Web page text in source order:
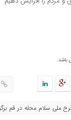
باشد.
ملی سلام محله در قم